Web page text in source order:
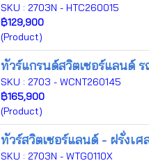
SKU : 2703N - HTC260015
฿129,900
(Product)
ทัวร์แกรนด์สวิตเซอร์แลนด์
SKU : 2703 - WCNT260145
฿165,900
(Product)
ทัวร์สวิตเซอร์แลนด์ - ฝรั่งเ
SKU : 2703N - WTG0110X